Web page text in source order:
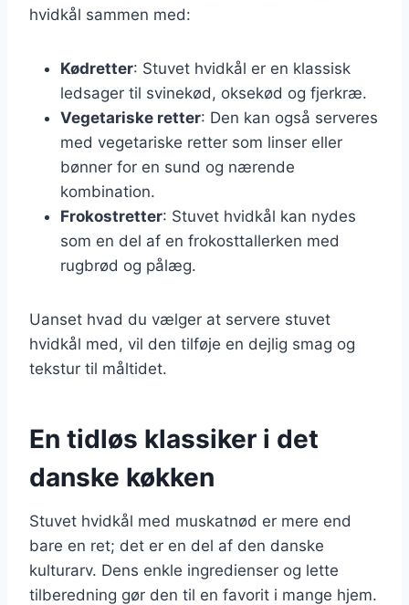
hvidkål sammen med:
Kødretter: Stuvet hvidkål er en klassisk
ledsager til svinekød, oksekød og fjerkræ.
Vegetariske retter: Den kan også serveres
med vegetariske retter som linser eller
bønner for en sund og nærende
kombination.
Frokostretter: Stuvet hvidkål kan nydes
som en del af en frokosttallerken med
rugbrød og pålæg.
Uanset hvad du vælger at servere stuvet
hvidkål med, vil den tilføje en dejlig smag og
tekstur til måltidet.
En tidløs klassiker i det
danske køkken
Stuvet hvidkål med muskatnød er mere end
bare en ret; det er en del af den danske
kulturarv. Dens enkle ingredienser og lette
tilberedning gør den til en favorit i mange hjem.